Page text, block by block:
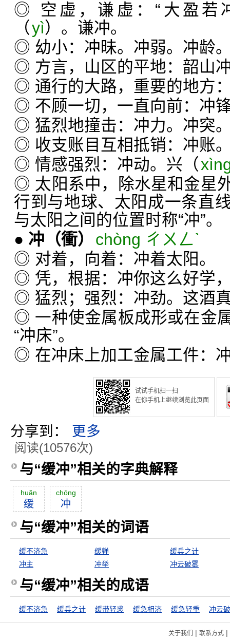
◎ 空虚，谦虚：“大盈若
（yì）。谦冲。
◎ 幼小：冲昧。冲弱。冲龄
◎ 方言，山区的平地：韶山
◎ 通行的大路，重要的地方
◎ 不顾一切，一直向前：冲
◎ 猛烈地撞击：冲力。冲突
◎ 收支账目互相抵销：冲账
◎ 情感强烈：冲动。兴（
◎ 太阳系中，除水星和金星
行到与地球、太阳成一条直
与太阳之间的位置时称“冲”。
● 冲 （衝）
chòng ㄔㄨㄥˋ
◎ 对着，向着：冲着太阳。
◎ 凭，根据：冲你这么好学
◎ 猛烈；强烈：冲劲。这酒
◎ 一种使金属板成形或在金
“冲床”。
◎ 在冲床上加工金属工件：
试试手机扫一扫
在你手机上继续浏览此页面
分享到： 更多
阅读(10576次)
与“缓冲”相关的字典解释
huăn
缓
chōng
冲
与“缓冲”相关的词语
缓不济急 缓亸
缓兵之计
冲主
冲举 冲云破雾
与“缓冲”相关的成语
缓不济急 缓兵之计 缓带轻裘 缓急相济 缓急轻重 冲云
关于我们 | 联系方式|